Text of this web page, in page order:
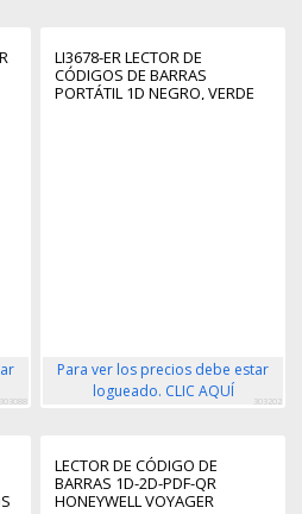
303088
LI3678-ER LECTOR DE
CÓDIGOS DE BARRAS
PORTÁTIL 1D NEGRO, VERDE
Para ver los precios debe estar
logueado. CLIC AQUÍ
303202
LECTOR DE CÓDIGO DE
BARRAS 1D-2D-PDF-QR
HONEYWELL VOYAGER